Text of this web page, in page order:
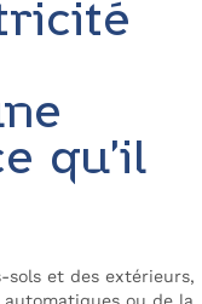
qu’il
sols et des extérieurs,